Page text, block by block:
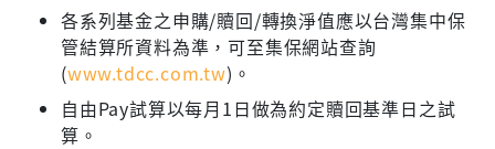
各系列基金之申購/贖回/轉換淨值應以台灣集中保
管結算所資料為準，可至集保網站查詢
(www.tdcc.com.tw)。
自由Pay試算以每月1日做為約定贖回基準日之試
算。